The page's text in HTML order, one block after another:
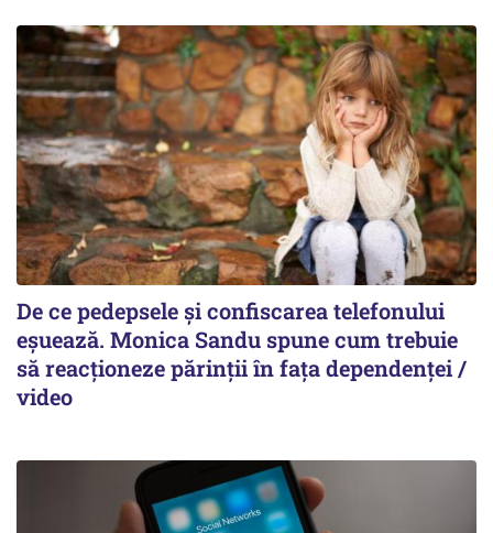
De ce pedepsele și confiscarea telefonului
eșuează. Monica Sandu spune cum trebuie
să reacționeze părinții în fața dependenței /
video